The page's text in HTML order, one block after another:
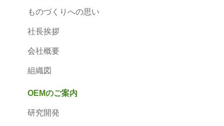
ものづくりへの思い
社長挨拶
会社概要
組織図
OEMのご案内
研究開発